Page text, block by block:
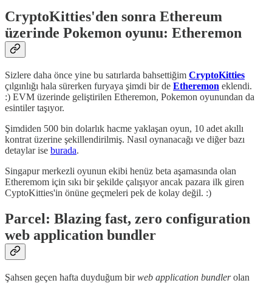
CryptoKitties'den sonra Ethereum
üzerinde Pokemon oyunu: Etheremon
Sizlere daha önce yine bu satırlarda bahsettiğim CryptoKitties
çılgınlığı hala sürerken furyaya şimdi bir de Etheremon eklendi.
:) EVM üzerinde geliştirilen Etheremon, Pokemon oyunundan da
esintiler taşıyor.
Şimdiden 500 bin dolarlık hacme yaklaşan oyun, 10 adet akıllı
kontrat üzerine şekillendirilmiş. Nasıl oynanacağı ve diğer bazı
detaylar ise burada.
Singapur merkezli oyunun ekibi henüz beta aşamasında olan
Etheremom için sıkı bir şekilde çalışıyor ancak pazara ilk giren
CyptoKitties'in önüne geçmeleri pek de kolay değil. :)
Parcel: Blazing fast, zero configuration
web application bundler
Şahsen geçen hafta duyduğum birweb application bundlerolan